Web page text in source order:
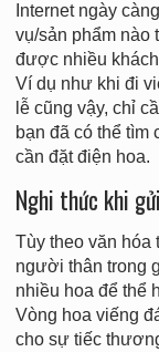
Internet ngày
vụ/sản phẩm nào
được nhiều
Ví dụ như khi đi
lễ cũng vậy, chỉ
bạn đã có thể tìm
cần đặt điện hoa.
Nghi thức khi
Tùy theo văn
người thân trong
nhiều hoa để thể
Vòng hoa viếng
cho sự tiếc